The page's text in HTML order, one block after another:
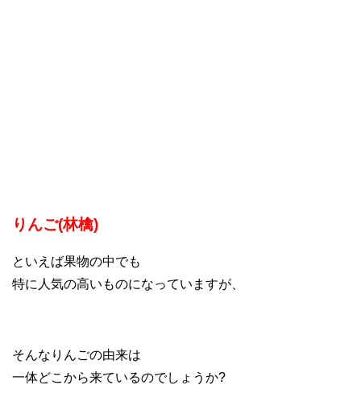
りんご(林檎)
といえば果物の中でも
特に人気の高いものになっていますが、
そんなりんごの由来は
一体どこから来ているのでしょうか?